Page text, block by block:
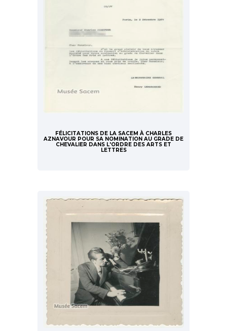
FÉLICITATIONS DE LA SACEM À CHARLES
AZNAVOUR POUR SA NOMINATION AU GRADE DE
CHEVALIER DANS L'ORDRE DES ARTS ET
LETTRES